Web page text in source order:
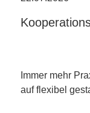
Immer mehr
auf flexibel